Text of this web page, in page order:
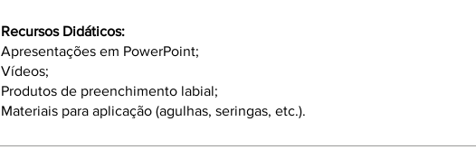
Recursos Didáticos:
Apresentações em PowerPoint;
Vídeos;
Produtos de preenchimento labial;
Materiais para aplicação (agulhas, seringas, etc.).